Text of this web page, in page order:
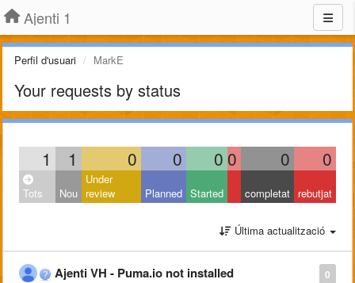
Ajenti 1
Perfil d'usuari MarkE
Your requests by status
1 1 0 0 0 0 0 0
Tots Nou
Under
review
Planned Started completat rebutjat
Última actualització
0
Ajenti VH - Puma.io not installed